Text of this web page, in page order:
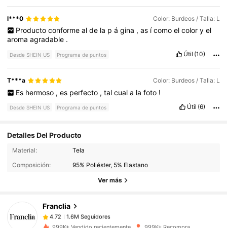
l***0 Color: Burdeos / Talla: L
Producto conforme al de la p á gina , as ícomo el color y el
aromaagradable .
Desde SHEIN US Programa de puntos Útil (10)
T***a Color: Burdeos / Talla: L
Es hermoso , es perfecto , tal cual a la foto !
Desde SHEIN US Programa de puntos Útil (6)
Detalles Del Producto
Material:
Tela
Composición:
95% Poliéster, 5% Elastano
Ver más
Franclia
1.6M Seguidores
j***2 pagóHace 10 horas